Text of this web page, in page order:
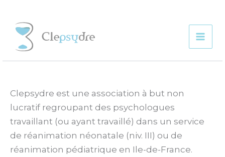
contenu
Clepsydre est une association à but non
lucratif regroupant des psychologues
travaillant (ou ayant travaillé) dans un service
de réanimation néonatale (niv. III) ou de
réanimation pédiatrique en Ile-de-France.